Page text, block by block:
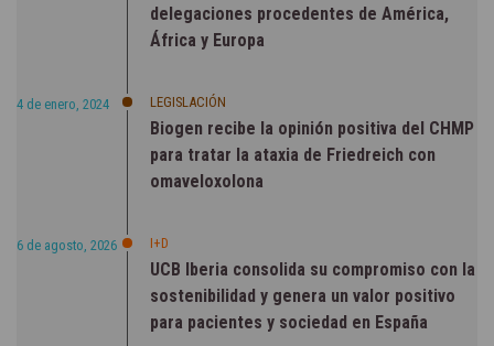
delegaciones procedentes de América,
África y Europa
4 de enero, 2024 LEGISLACIÓN
Biogen recibe la opinión positiva del CHMP
para tratar la ataxia de Friedreich con
omaveloxolona
6 de agosto, 2026 I+D
UCB Iberia consolida su compromiso con la
sostenibilidad y genera un valor positivo
para pacientes y sociedad en España